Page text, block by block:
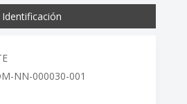
Identificación
NN-000030-001